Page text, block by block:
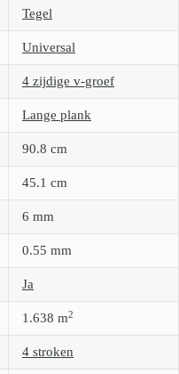
Tegel
Universal
4 zijdige v-groef
Lange plank
90.8 cm
45.1 cm
6 mm
0.55 mm
Ja
1.638 m2
4 stroken